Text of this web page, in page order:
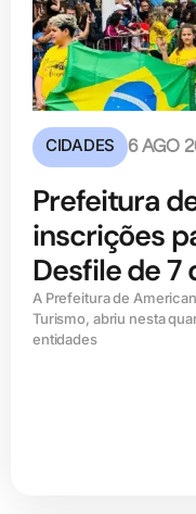
CIDADES 6 AGO
Prefeitura
inscrições
Desfile de 7
A Prefeitura de
Turismo, abriu nesta
entidades